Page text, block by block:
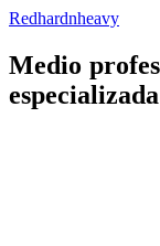
Redhardnheavy
Medio